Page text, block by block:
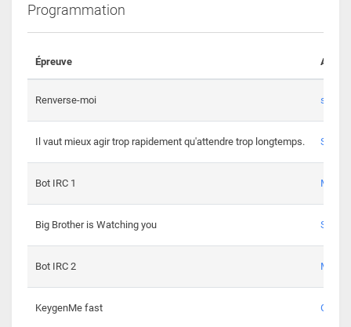
Programmation
Épreuve Auteur
Renverse-moi s3th
Il vaut mieux agir trop rapidement qu'attendre trop longtemps. Spl3en
Bot IRC 1
Big Brother is Watching you
Bot IRC 2
KeygenMe fast Ge0